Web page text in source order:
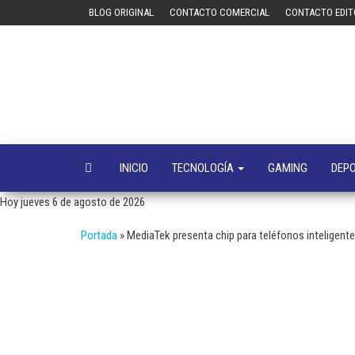
BLOG ORIGINAL CONTACTO COMERCIAL CONTACTO
INICIO TECNOLOGÍA GAMING
Hoy jueves 6 de agosto de 2026
Portada »MediaTek presenta chip para teléfonos